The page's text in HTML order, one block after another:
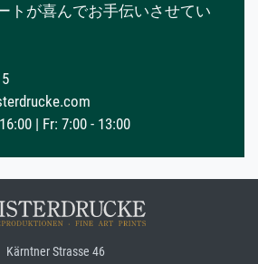
トが喜んでお手伝いさせてい
| Fr: 7:00 - 13:00
Kärntner Strasse 46